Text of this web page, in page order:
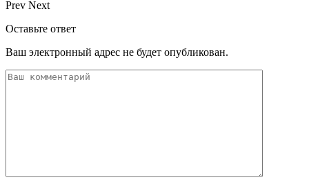
Prev Next
Оставьте ответ
Ваш электронный адрес не будет опубликован.